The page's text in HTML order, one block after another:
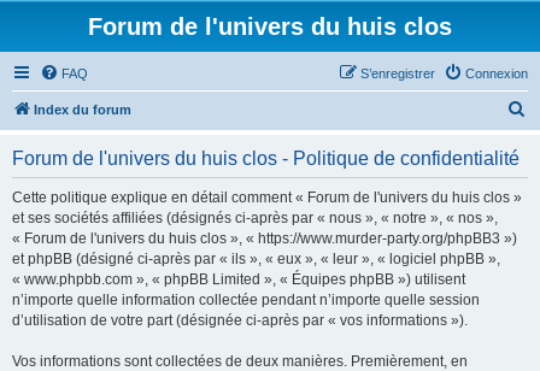
Forum de l'univers du huis clos
FAQ Connexion
S’enregistrer
Index du forum
Forum de l'univers du huis clos - Politique de confidentialité
Cette politique explique en détail comment « Forum de l'univers du huis clos »
et ses sociétés affiliées (désignés ci-après par « nous », « notre », « nos »,
« Forum de l'univers du huis clos », « https://www.murder-party.org/phpBB3 »)
et phpBB (désigné ci-après par « ils », « eux », « leur », « logiciel phpBB »,
« www.phpbb.com », « phpBB Limited », « Équipes phpBB ») utilisent
n’importe quelle information collectée pendant n’importe quelle session
d’utilisation de votre part (désignée ci-après par « vos informations »).
Vos informations sont collectées de deux manières. Premièrement, en